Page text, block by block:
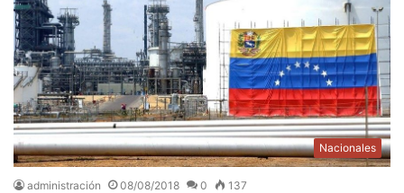
Nacionales
administración 08/08/2018 0 137